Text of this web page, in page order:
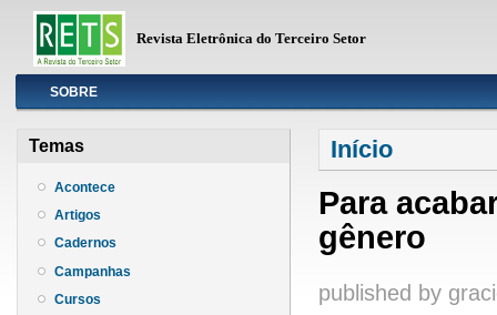
Revista Eletrônica do Terceiro Setor
InfoSOBRE
Temas
Acontece
Artigos
Cadernos
Campanhas
Cursos
Você está aqui
Início
Para
gênero
published by